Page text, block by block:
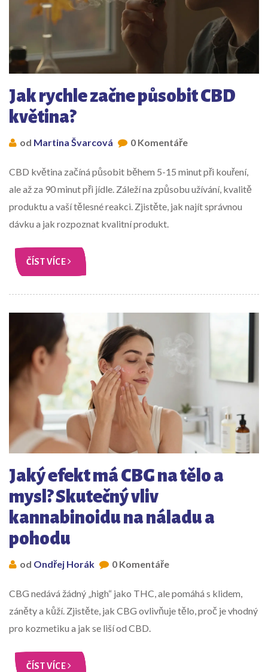
Jak rychle začne působit CBD
květina?
od Martina Švarcová 0 Komentáře
CBD květina začíná působit během 5-15 minut při kouření,
ale až za 90 minut při jídle. Záleží na způsobu užívání, kvalitě
produktu a vaší tělesné reakci. Zjistěte, jak najít správnou
dávku a jak rozpoznat kvalitní produkt.
ČÍST VÍCE
Jaký efekt má CBG na tělo a
mysl? Skutečný vliv
kannabinoidu na náladu a
pohodu
od Ondřej Horák 0 Komentáře
CBG nedává žádný „high“ jako THC, ale pomáhá s klidem,
záněty a kůží. Zjistěte, jak CBG ovlivňuje tělo, proč je vhodný
pro kozmetiku a jak se liší od CBD.
ČÍST VÍCE